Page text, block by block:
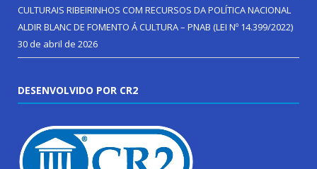
CULTURAIS RIBEIRINHOS COM RECURSOS DA POLÍTICA NACIONAL
ALDIR BLANC DE FOMENTO Á CULTURA – PNAB (LEI Nº 14.399/2022)
30 de abril de 2026
DESENVOLVIDO POR CR2